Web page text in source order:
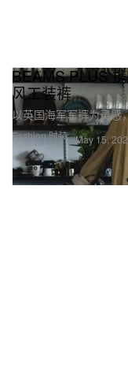
Fashion 时装
BEAMS PLUS
风工装裤
以英国海军军裤为灵感
May 15,